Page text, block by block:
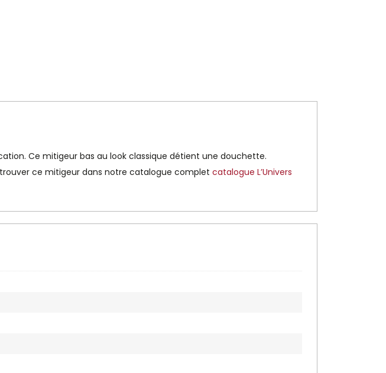
Ce mitigeur bas au look classique détient une douchette.
ce mitigeur dans notre catalogue complet catalogue L’Univers